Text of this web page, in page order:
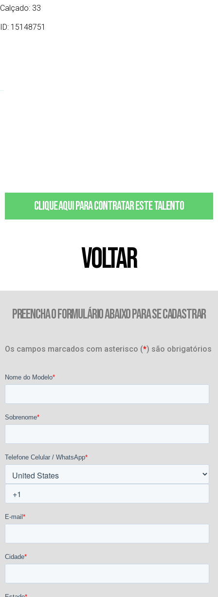
Calçado: 33
ID: 15148751
Clique aqui para contratar este talento
VOLTAR
PREENCHA O FORMULÁRIO ABAIXO PARA SE CADASTRAR
Os campos marcados com asterisco (*) são obrigatórios